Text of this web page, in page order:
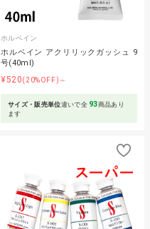
ホルベイン
ホルベイン アクリリックガッシュ 9
号(40ml)
¥520(20%OFF)～
サイズ・販売単位違いで全 93商品あり
ます